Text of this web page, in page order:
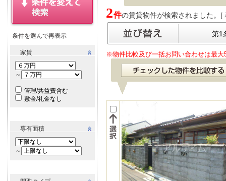
条件を選んで再表示
家賃
～
管理/共益費含む
敷金/礼金なし
専有面積
～
2件の賃貸物件が検索されました。[
第1
※物件比較及び一括お問い合わせは最大